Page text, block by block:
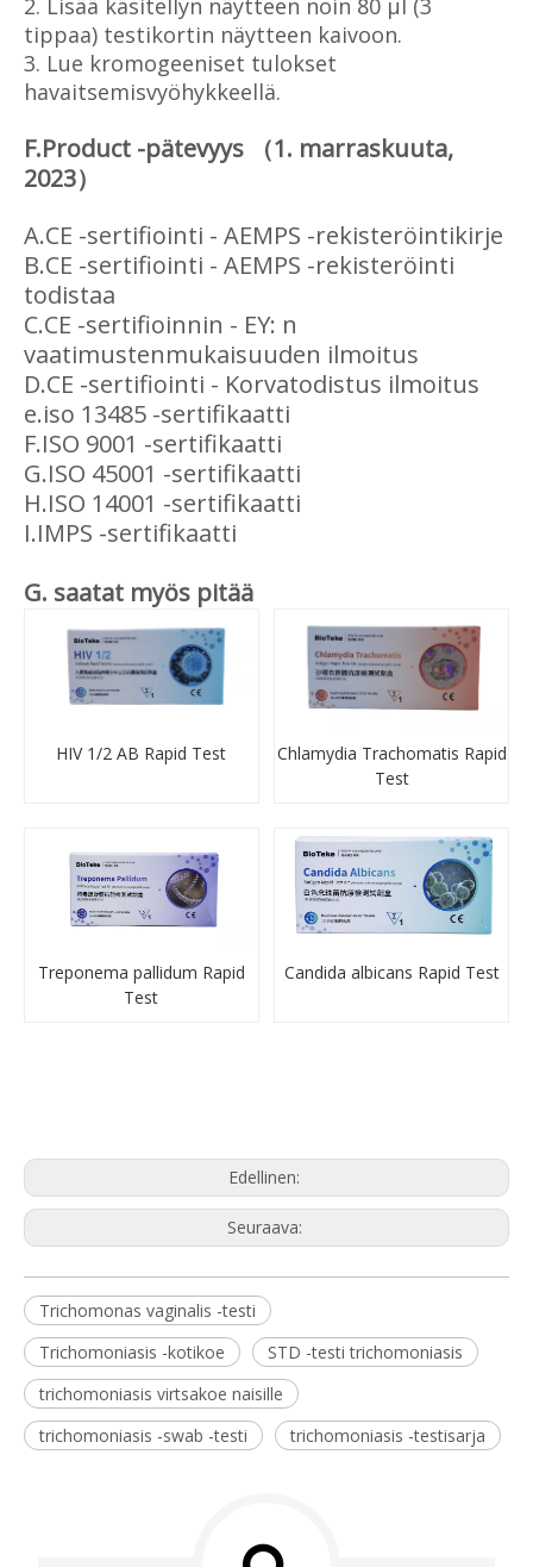
2. Lisää käsitellyn näytteen noin 80 μl (3
tippaa) testikortin näytteen kaivoon.
3. Lue kromogeeniset tulokset
havaitsemisvyöhykkeellä.
F.Product -pätevyys （1. marraskuuta,
2023）
A.CE -sertifiointi - AEMPS -rekisteröintikirje
B.CE -sertifiointi - AEMPS -rekisteröinti
todistaa
C.CE -sertifioinnin - EY: n
vaatimustenmukaisuuden ilmoitus
D.CE -sertifiointi - Korvatodistus ilmoitus
e.iso 13485 -sertifikaatti
F.ISO 9001 -sertifikaatti
G.ISO 45001 -sertifikaatti
H.ISO 14001 -sertifikaatti
I.IMPS -sertifikaatti
G. saatat myös pitää
HIV 1/2 AB Rapid Test
Chlamydia Trachomatis Rapid
Test
Treponema pallidum Rapid
Test
Candida albicans Rapid Test
Edellinen:
Seuraava:
Trichomonas vaginalis -testi
Trichomoniasis -kotikoe
STD -testi trichomoniasis
trichomoniasis virtsakoe naisille
trichomoniasis -swab -testi
trichomoniasis -testisarja